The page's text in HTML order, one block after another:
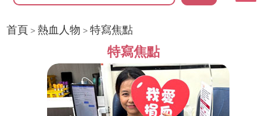
首頁 >熱血人物 >特寫焦點
特寫焦點